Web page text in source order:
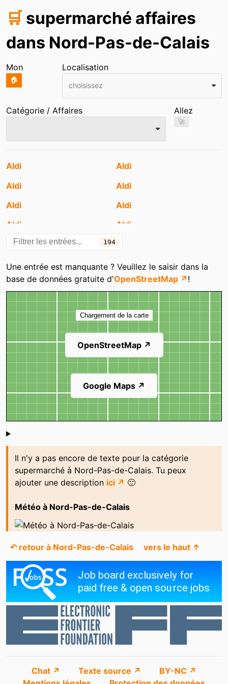
🛒 supermarché affaires
dans Nord-Pas-de-Calais
Mon
🏠
Localisation
choisissez
Catégorie / Affaires Allez
🚀
Entrées
Aldi
Aldi
Aldi
Aldi
Aldi
Aldi
Aldi
Aldi
Aldi
Aldi
Aldi
Aldi
Aldi
Aldi
Aldi
Aldi
Aldi
Aldi
Aldi
Aldi
Aldi
Aldi
Aldi
ALDI
ALDI
Au panier vert
Auchan
Auchan
Auchan
Auchan
Auchan Supermarché
Auchan Supermarché
Auchan Supermarché
Aux Bonnes Choses
Bio C' Bon
Bio c' Bon Wasquehal
Biocoop
Biocoop
Biocoop
Boucherie
boulangerie aux douceurs
du palais
Boutique Ferme Castel
Carrefour
Carrefour
Carrefour
Carrefour
194
Une entrée est manquante ? Veuillez le saisir dans la
base de données gratuite d'OpenStreetMap ↗ !
Carte
Chargement de la carte
OpenStreetMap ↗
Google Maps ↗
Shoutbox
Il n'y a pas encore de texte pour la catégorie
supermarché à Nord-Pas-de-Calais. Tu peux
ajouter une description ici ↗ 🙂
Météo à Nord-Pas-de-Calais
↶ retour à Nord-Pas-de-Calais vers le haut ↑
Chat ↗ Texte source ↗
BY-NC ↗